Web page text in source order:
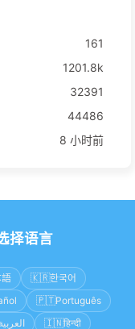
161
1201.8k
32391
44486
8 小时前
择语言
🇰🇷한국어
🇵🇹Português
🇮🇳हिन्दी